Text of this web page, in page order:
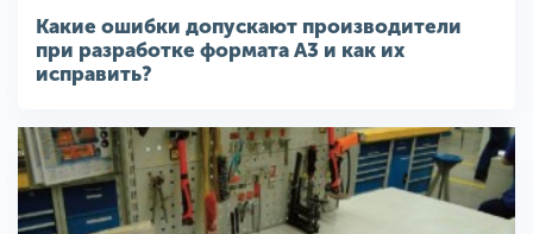
Какие ошибки допускают производители
при разработке формата A3 и как их
исправить?